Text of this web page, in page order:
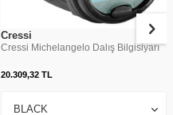
Cressi
Cressi Michelangelo Dalış Bilgisiyarı
20.309,32TL